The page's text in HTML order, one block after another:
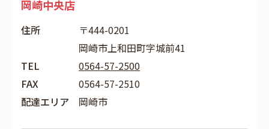
岡崎中央店
住所
〒444-0201
岡崎市上和田町字城前41
TEL
0564-57-2500
FAX
0564-57-2510
配達エリア
岡崎市